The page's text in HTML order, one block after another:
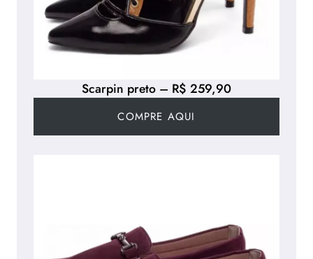
Scarpin preto – R$ 259,90
COMPRE AQUI